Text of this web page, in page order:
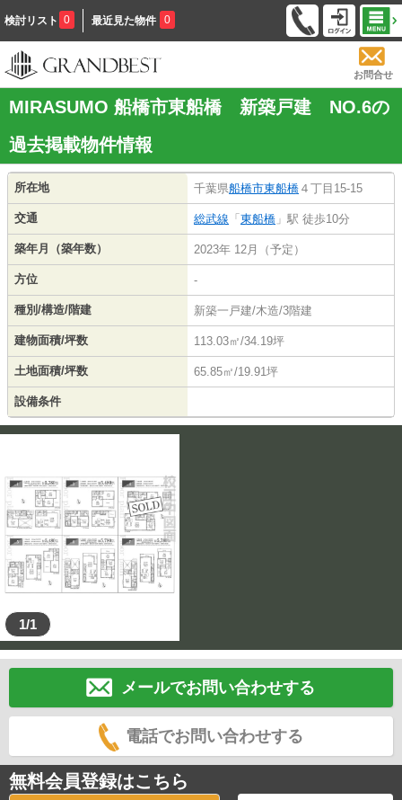
検討リスト 0 最近見た物件 0
お問合せ
MIRASUMO 船橋市東船橋 新築戸建 NO.6の
過去掲載物件情報
所在地 千葉県船橋市東船橋 ４丁目15-15
交通 総武線 「 東船橋 」駅 徒歩10分
築年月（築年数） 2023年 12月（予定）
方位 -
種別/構造/階建 新築一戸建/木造/3階建
建物面積/坪数 113.03㎡/34.19坪
土地面積/坪数 65.85㎡/19.91坪
設備条件
1/1
メールでお問い合わせする
電話でお問い合わせする
無料会員登録はこちら